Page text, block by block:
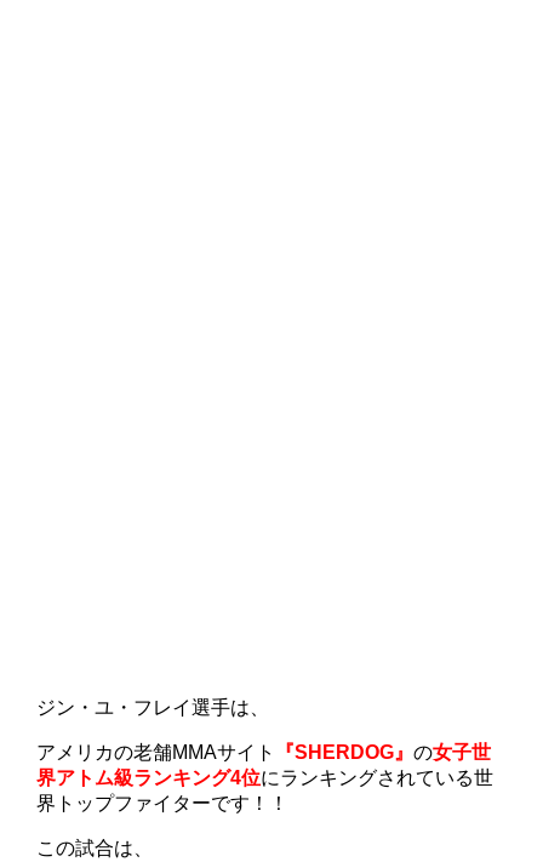
ジン・ユ・フレイ選手は、
アメリカの老舗MMAサイト 『SHERDOG』の女子世
界アトム級ランキング4位にランキングされている世
界トップファイターです！！
この試合は、